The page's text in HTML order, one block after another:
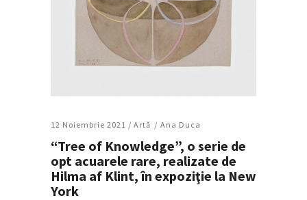
12 Noiembrie 2021 / Artǎ Ana Duca
“Tree of Knowledge”, o serie de
opt acuarele rare, realizate de
Hilma af Klint, în expoziţie la New
York